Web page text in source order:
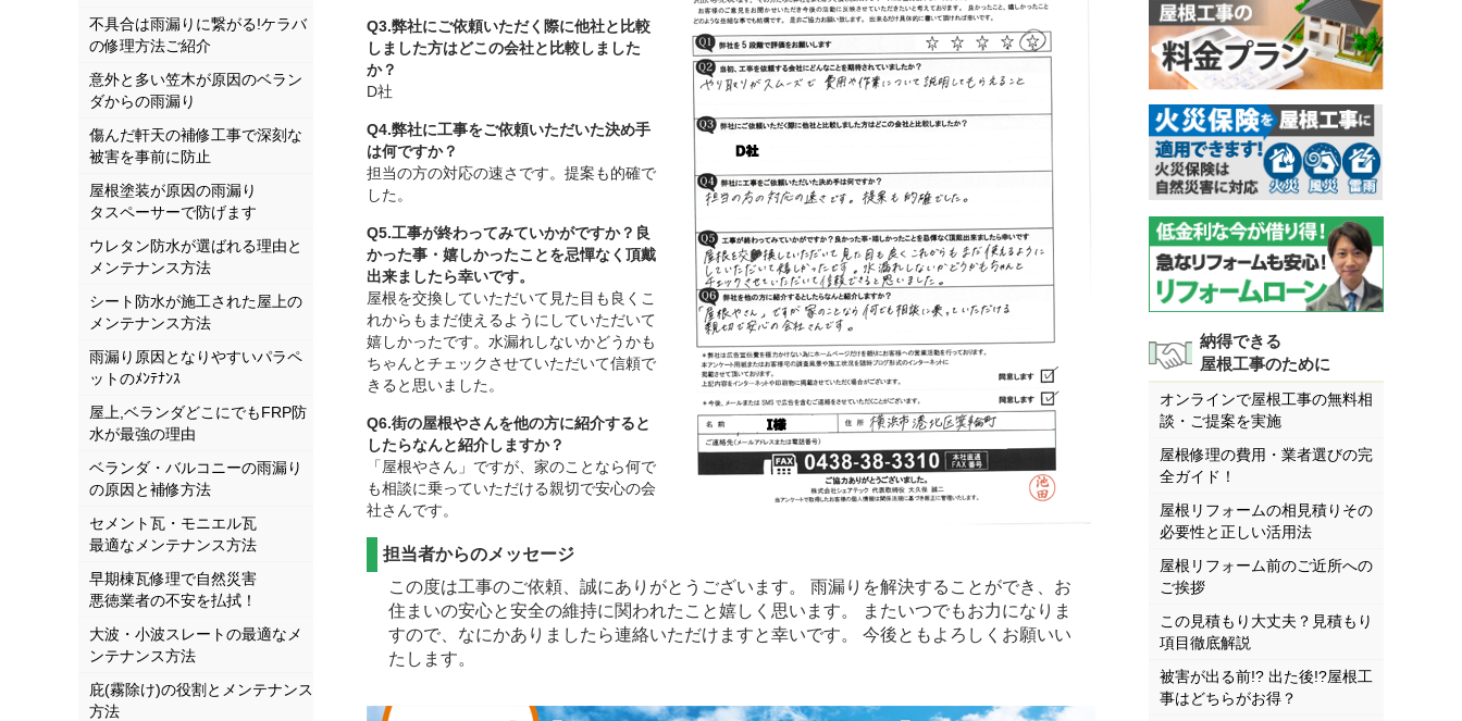
不具合は雨漏りに繋がる!ケラバ
の修理方法ご紹介
意外と多い笠木が原因のベラン
ダからの雨漏り
傷んだ軒天の補修工事で深刻な
被害を事前に防止
屋根塗装が原因の雨漏り
タスペーサーで防げます
ウレタン防水が選ばれる理由と
メンテナンス方法
シート防水が施工された屋上の
メンテナンス方法
雨漏り原因となりやすいパラペ
ットのﾒﾝﾃﾅﾝｽ
屋上,ベランダどこにでもFRP防
水が最強の理由
ベランダ・バルコニーの雨漏り
の原因と補修方法
セメント瓦・モニエル瓦
最適なメンテナンス方法
早期棟瓦修理で自然災害
悪徳業者の不安を払拭！
大波・小波スレートの最適なメ
ンテナンス方法
庇(霧除け)の役割とメンテナンス
方法
Q3.弊社にご依頼いただく際に他社と比較
しました方はどこの会社と比較しました
か？
D社
Q4.弊社に工事をご依頼いただいた決め手
は何ですか？
担当の方の対応の速さです。提案も的確で
した。
Q5.工事が終わってみていかがですか？良
かった事・嬉しかったことを忌憚なく頂戴
出来ましたら幸いです。
屋根を交換していただいて見た目も良くこ
れからもまだ使えるようにしていただいて
嬉しかったです。水漏れしないかどうかも
ちゃんとチェックさせていただいて信頼で
きると思いました。
Q6.街の屋根やさんを他の方に紹介すると
したらなんと紹介しますか？
「屋根やさん」ですが、家のことなら何で
も相談に乗っていただける親切で安心の会
社さんです。
担当者からのメッセージ
この度は工事のご依頼、誠にありがとうございます。 雨漏りを解決することができ、お
住まいの安心と安全の維持に関われたこと嬉しく思います。 またいつでもお力になりま
すので、なにかありましたら連絡いただけますと幸いです。 今後ともよろしくお願いい
たします。
納得できる
屋根工事のために
オンラインで屋根工事の無料相
談・ご提案を実施
屋根修理の費用・業者選びの完
全ガイド！
屋根リフォームの相見積りその
必要性と正しい活用法
屋根リフォーム前のご近所への
ご挨拶
この見積もり大丈夫？見積もり
項目徹底解説
被害が出る前!? 出た後!?屋根工
事はどちらがお得？